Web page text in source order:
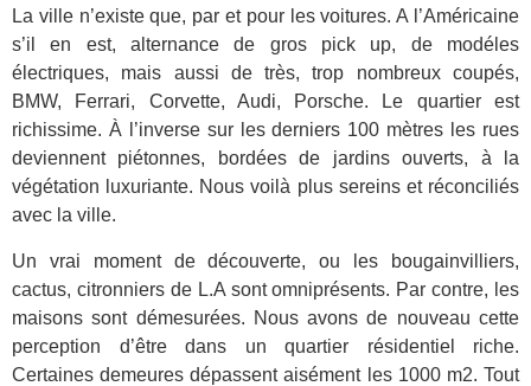
La ville n’existe que, par et pour les voitures. A l’Américaine
s’il en est, alternance de gros pick up, de modéles
électriques, mais aussi de très, trop nombreux coupés,
BMW, Ferrari, Corvette, Audi, Porsche. Le quartier est
richissime. À l’inverse sur les derniers 100 mètres les rues
deviennent piétonnes, bordées de jardins ouverts, à la
végétation luxuriante. Nous voilà plus sereins et réconciliés
avec la ville.
Un vrai moment de découverte, ou les bougainvilliers,
cactus, citronniers de L.A sont omniprésents. Par contre, les
maisons sont démesurées. Nous avons de nouveau cette
perception d’être dans un quartier résidentiel riche.
Certaines demeures dépassent aisément les 1000 m2. Tout